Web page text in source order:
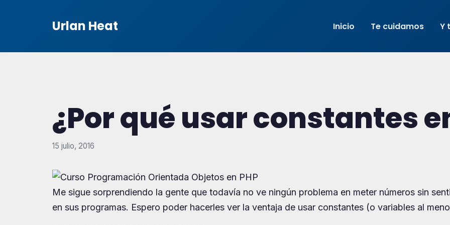
Urlan Heat Inicio Te cuidamos Y
¿Por qué usar constantes
15 julio, 2016
Me sigue sorprendiendo la gente que todavía no ve ningún problema en meter números sin
en sus programas. Espero poder hacerles ver la ventaja de usar constantes (o variables al